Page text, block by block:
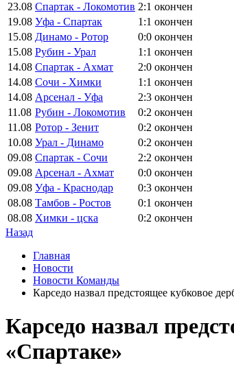
23.08 Спартак - Локомотив 2:1 окончен
19.08 Уфа - Спартак 1:1 окончен
15.08 Динамо - Ротор 0:0 окончен
15.08 Рубин - Урал 1:1 окончен
14.08 Спартак - Ахмат 2:0 окончен
14.08 Сочи - Химки 1:1 окончен
14.08 Арсенал - Уфа 2:3 окончен
11.08 Рубин - Локомотив 0:2 окончен
11.08 Ротор - Зенит 0:2 окончен
10.08 Урал - Динамо 0:2 окончен
09.08 Спартак - Сочи 2:2 окончен
09.08 Арсенал - Ахмат 0:0 окончен
09.08 Уфа - Краснодар 0:3 окончен
08.08 Тамбов - Ростов 0:1 окончен
08.08 Химки - цска 0:2 окончен
Назад
Главная
Новости
Новости Команды
Карседо назвал предстоящее кубковое
Карседо назвал
«Спартаке»